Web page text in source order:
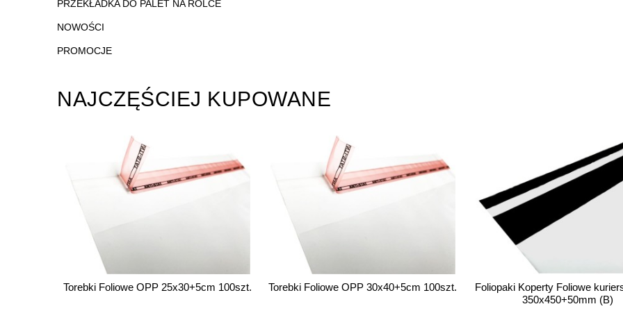
PRZEKŁADKA DO PALET NA ROLCE
NOWOŚCI
PROMOCJE
NAJCZĘŚCIEJ KUPOWANE
Torebki Foliowe OPP 30x40+5cm 100szt.
Foliopaki Koperty Foliowe kurierskie KF5
Foliopaki Koperty Foliowe
260x350+50mm (B)